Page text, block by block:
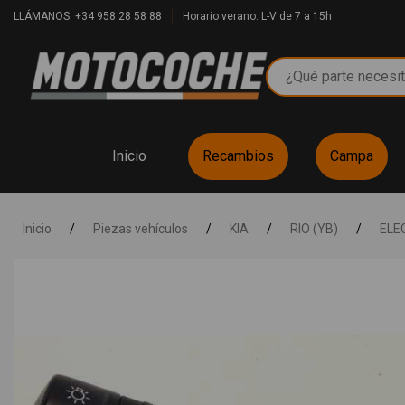
LLÁMANOS: +34 958 28 58 88 Horario verano: L-V de 7 a 15h
Inicio Recambios Campa
Inicio / Piezas vehículos / KIA / RIO (YB) /